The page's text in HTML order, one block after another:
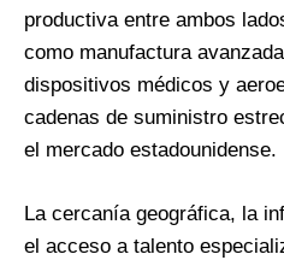
productiva entre ambos
como manufactura
dispositivos médicos y
cadenas de suministro
el mercado estadounidense.
La cercanía geográfica, la
el acceso a talento